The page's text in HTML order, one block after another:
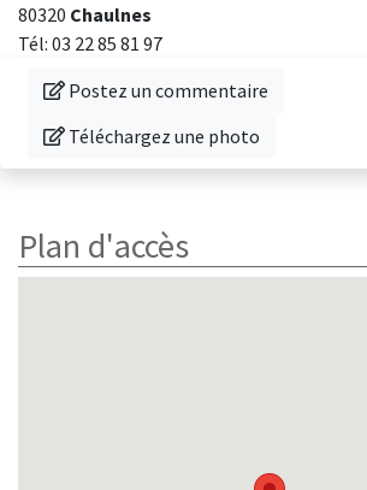
80320 Chaulnes
Tél: 03 22 85 81 97
Donnez votre avis sur cette librairie
Postez un commentaire
Téléchargez une photo de cette librairie
Téléchargez une photo
Plan d'accès